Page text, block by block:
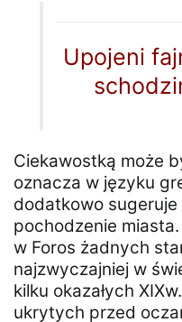
Upojeni
Ciekawostką może
oznacza w języku
dodatkowo
pochodzenie
w Foros żadnych
najzwyczajniej w
kilku okazałych
ukrytych przed